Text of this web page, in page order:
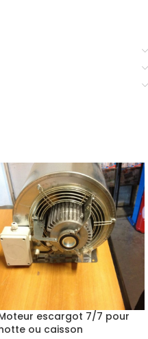
escargot 7/7 pour
ou caisson